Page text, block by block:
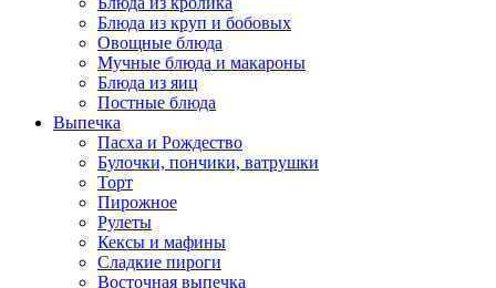
Блюда из круп и бобовых
Овощные блюда
Мучные блюда и макароны
Блюда из яиц
Постные блюда
Выпечка
Пасха и Рождество
Булочки, пончики, ватрушки
Торт
Пирожное
Рулеты
Кексы и мафины
Сладкие пироги
Восточная выпечка